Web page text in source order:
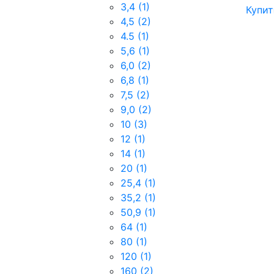
3,4 (1)
4,5 (2)
4.5 (1)
5,6 (1)
6,0 (2)
6,8 (1)
7,5 (2)
9,0 (2)
10 (3)
12 (1)
14 (1)
20 (1)
25,4 (1)
35,2 (1)
50,9 (1)
64 (1)
80 (1)
120 (1)
160 (2)